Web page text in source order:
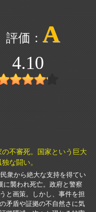
A
4.10
不審死。国家という巨大
な闘い。
衆から絶大な支持を得てい
に襲われ死亡。政府と警察
と画策。しかし、事件を担
矛盾や証拠の不自然さに気